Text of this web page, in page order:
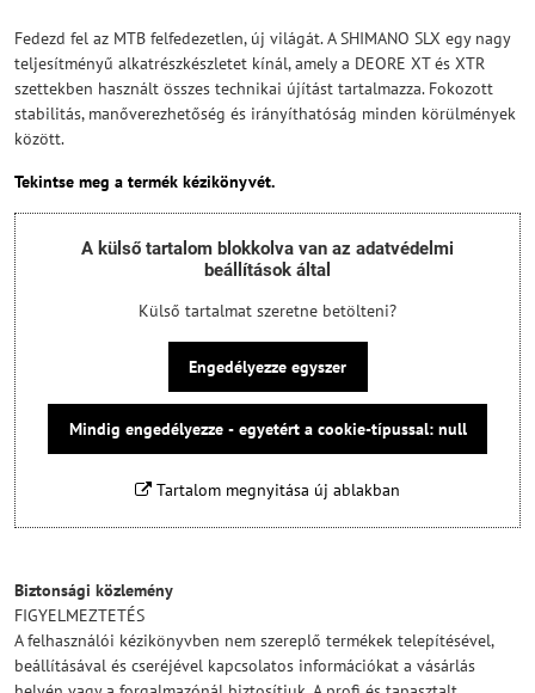
Fedezd fel az MTB felfedezetlen, új világát. A SHIMANO SLX egy nagy
teljesítményű alkatrészkészletet kínál, amely a DEORE XT és XTR
szettekben használt összes technikai újítást tartalmazza. Fokozott
stabilitás, manőverezhetőség és irányíthatóság minden körülmények
között.
Tekintse meg a termék kézikönyvét.
A külső tartalom blokkolva van az adatvédelmi
beállítások által
Külső tartalmat szeretne betölteni?
Engedélyezze egyszer
Mindig engedélyezze - egyetért a cookie-típussal: null
Tartalom megnyitása új ablakban
Biztonsági közlemény
FIGYELMEZTETÉS
A felhasználói kézikönyvben nem szereplő termékek telepítésével,
beállításával és cseréjével kapcsolatos információkat a vásárlás